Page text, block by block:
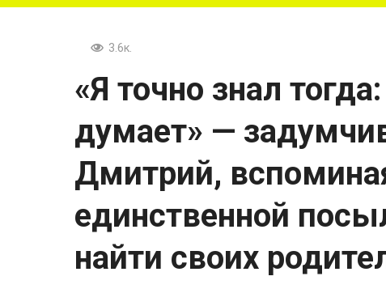
3.6к.
«Я точно знал
думает» —
Дмитрий,
единственной
найти своих